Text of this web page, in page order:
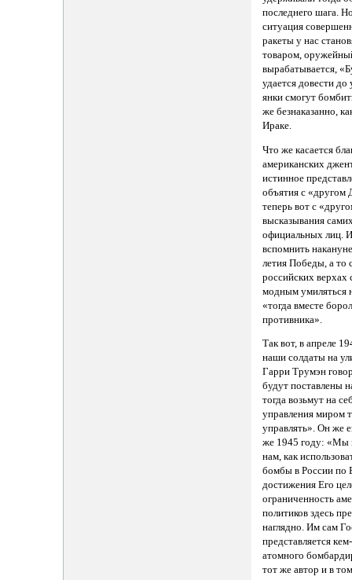
последнего шага.
ситуация
ракеты у нас
товаром,
вырабатывается,
удается довести
янки смогут
же безнаказанно,
Ираке.
Что же касается
американских
истинное
объятия с
теперь вот с
высказывания
официальных лиц.
вспомнить
летия Победы, а то
российских верхах
модным умиляться
«тогда вместе
противника».
Так вот, в апреле
наши солдаты на
Гарри Трумэн
будут поставлены
тогда возьмут на
управления миром
управлять». Он же
же 1945 году: «Мы
нам, как
бомбы в России по
достижения Его
ограниченность
политиков здесь
наглядно. Им сам
представляется
атомного
тот же автор и в